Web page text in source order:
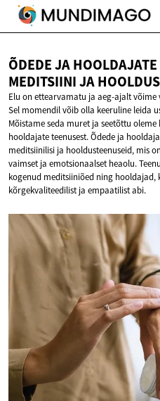
ÕDEDE JA
MEDITSIINI JA
Elu on ettearvamatu ja aeg-ajalt
Sel momendil võib olla keeruline leida
Mõistame seda muret ja seetõttu
hooldajate teenusest. Õdede ja
meditsiinilisi ja hooldusteenuseid, mis
vaimset ja emotsionaalset heaolu.
kogenud meditsiiniõed ning hooldajad,
kõrgekvaliteedilist ja empaatilist abi.